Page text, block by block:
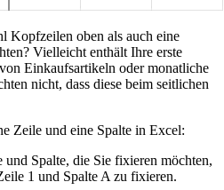
Kopfzeilen oben als auch eine
Vielleicht enthält Ihre erste
Einkaufsartikeln oder monatliche
nicht, dass diese beim seitlichen
Zeile und eine Spalte in Excel:
Spalte, die Sie fixieren möchten,
1 und Spalte A zu fixieren.